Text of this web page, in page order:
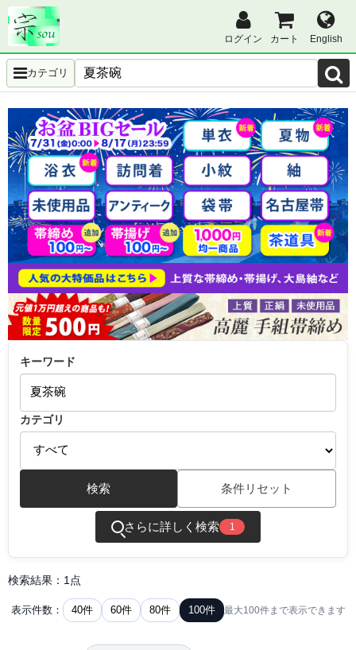
ログイン カート English
カテゴリ
キーワード
カテゴリ
検索 条件リセット
さらに詳しく検索 1
検索結果：1点
表示件数： 40件 60件 80件 100件 最大100件まで表示できます